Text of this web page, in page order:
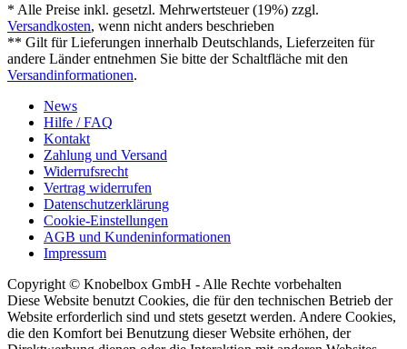
* Alle Preise inkl. gesetzl. Mehrwertsteuer (19%) zzgl.
Versandkosten, wenn nicht anders beschrieben
** Gilt für Lieferungen innerhalb Deutschlands, Lieferzeiten für
andere Länder entnehmen Sie bitte der Schaltfläche mit den
Versandinformationen.
News
Hilfe / FAQ
Kontakt
Zahlung und Versand
Widerrufsrecht
Vertrag widerrufen
Datenschutzerklärung
Cookie-Einstellungen
AGB und Kundeninformationen
Impressum
Copyright © Knobelbox GmbH - Alle Rechte vorbehalten
Diese Website benutzt Cookies, die für den technischen Betrieb der
Website erforderlich sind und stets gesetzt werden. Andere Cookies,
die den Komfort bei Benutzung dieser Website erhöhen, der